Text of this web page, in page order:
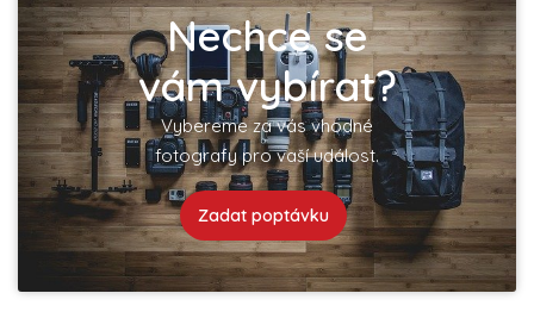
Nechce se
vám vybírat?
Vybereme za vás vhodné
fotografy pro vaší událost.
Zadat poptávku